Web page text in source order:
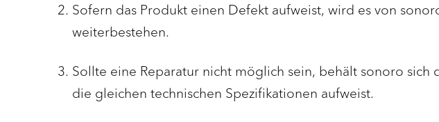
Sofern das Produkt einen Defekt aufweist, wird es von
weiterbestehen.
Sollte eine Reparatur nicht möglich sein, behält sonoro
die gleichen technischen Spezifikationen aufweist.